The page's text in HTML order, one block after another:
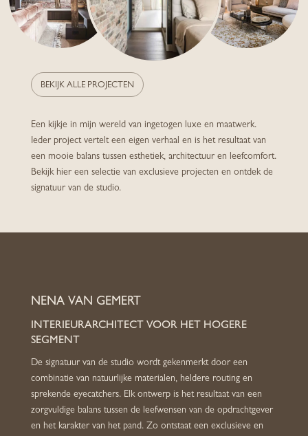
BEKIJK ALLE PROJECTEN
Een kijkje in mijn wereld van ingetogen luxe en maatwerk.
Ieder project vertelt een eigen verhaal en is het resultaat van
een mooie balans tussen esthetiek, architectuur en leefcomfort.
Bekijk hier een selectie van exclusieve projecten en ontdek de
signatuur van de studio.
NENA VAN GEMERT
INTERIEURARCHITECT VOOR HET HOGERE
SEGMENT
De signatuur van de studio wordt gekenmerkt door een
combinatie van natuurlijke materialen, heldere routing en
sprekende eyecatchers. Elk ontwerp is het resultaat van een
zorgvuldige balans tussen de leefwensen van de opdrachtgever
en het karakter van het pand. Zo ontstaat een exclusieve en